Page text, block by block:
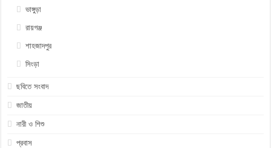
ভাঙ্গুড়া
রায়গঞ্জ
শাহজাদপুর
সিংড়া
ছবিতে সংবাদ
জাতীয়
নারী ও শিশু
প্রবাস